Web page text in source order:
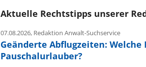
Aktuelle Rechtstipps unserer
07.08.2026, Redaktion Anwalt-Suchservice
Geänderte Abflugzeiten: Welche
Pauschalurlauber?